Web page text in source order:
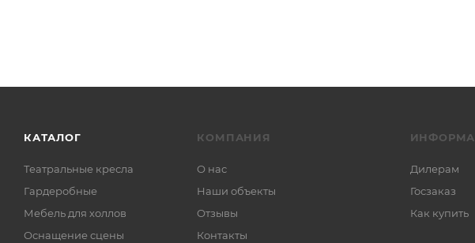
КАТАЛОГ
Театральные кресла
Гардеробные
Мебель для холлов
Оснащение сцены
КОМПАНИЯ
О нас
Наши объекты
Отзывы
Контакты
Дилерам
Госзаказ
Как купить